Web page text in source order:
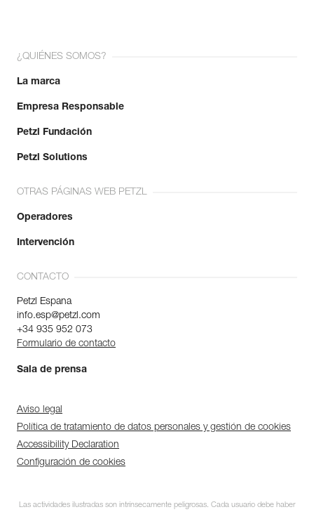
¿QUIÉNES SOMOS?
La marca
Empresa Responsable
Petzl Fundación
Petzl Solutions
OTRAS PÁGINAS WEB PETZL
Operadores
Intervención
CONTACTO
Petzl Espana
info.esp@petzl.com
+34 935 952 073
Formulario de contacto
Sala de prensa
Aviso legal
Política de tratamiento de datos personales y gestión de cookies
Accessibility Declaration
Configuración de cookies
Las actividades ilustradas son intrínsecamente peligrosas. Cada usuario debe haber